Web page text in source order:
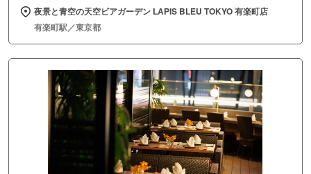
夜景と青空の天空ビアガーデン LAPIS BLEU TOKYO 有楽町店
有楽町駅／東京都